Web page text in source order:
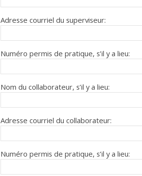
Adresse courriel du superviseur:
Numéro permis de pratique, s’il y a lieu:
Nom du collaborateur, s’il y a lieu:
Adresse courriel du collaborateur:
Numéro permis de pratique, s’il y a lieu: